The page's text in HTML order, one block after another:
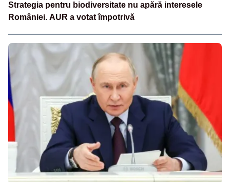
Strategia pentru biodiversitate nu apără interesele
României. AUR a votat împotrivă